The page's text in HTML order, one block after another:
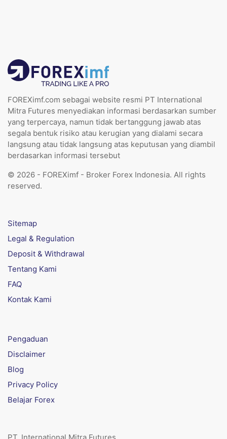
FOREXimf.com sebagai website resmi PT International
Mitra Futures menyediakan informasi berdasarkan sumber
yang terpercaya, namun tidak bertanggung jawab atas
segala bentuk risiko atau kerugian yang dialami secara
langsung atau tidak langsung atas keputusan yang diambil
berdasarkan informasi tersebut
© 2026 - FOREXimf - Broker Forex Indonesia. All rights
reserved.
Sitemap
Legal & Regulation
Deposit & Withdrawal
Tentang Kami
FAQ
Kontak Kami
Pengaduan
Disclaimer
Blog
Privacy Policy
Belajar Forex